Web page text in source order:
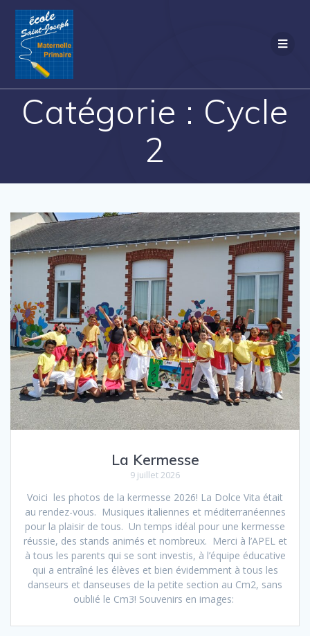
Catégorie : Cycle
2
La Kermesse
9 juillet 2026
Voici les photos de la kermesse 2026! La Dolce Vita était
au rendez-vous. Musiques italiennes et méditerranéennes
pour la plaisir de tous. Un temps idéal pour une kermesse
réussie, des stands animés et nombreux. Merci à l’APEL et
à tous les parents qui se sont investis, à l’équipe éducative
qui a entraîné les élèves et bien évidemment à tous les
danseurs et danseuses de la petite section au Cm2, sans
oublié le Cm3! Souvenirs en images: